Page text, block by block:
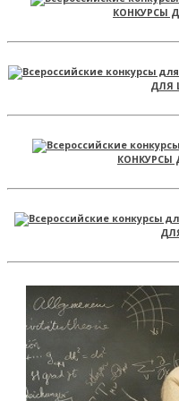
КОНКУРСЫ
ДЛЯ
КОНКУРСЫ